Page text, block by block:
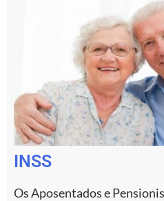
INSS
Os Aposentados e